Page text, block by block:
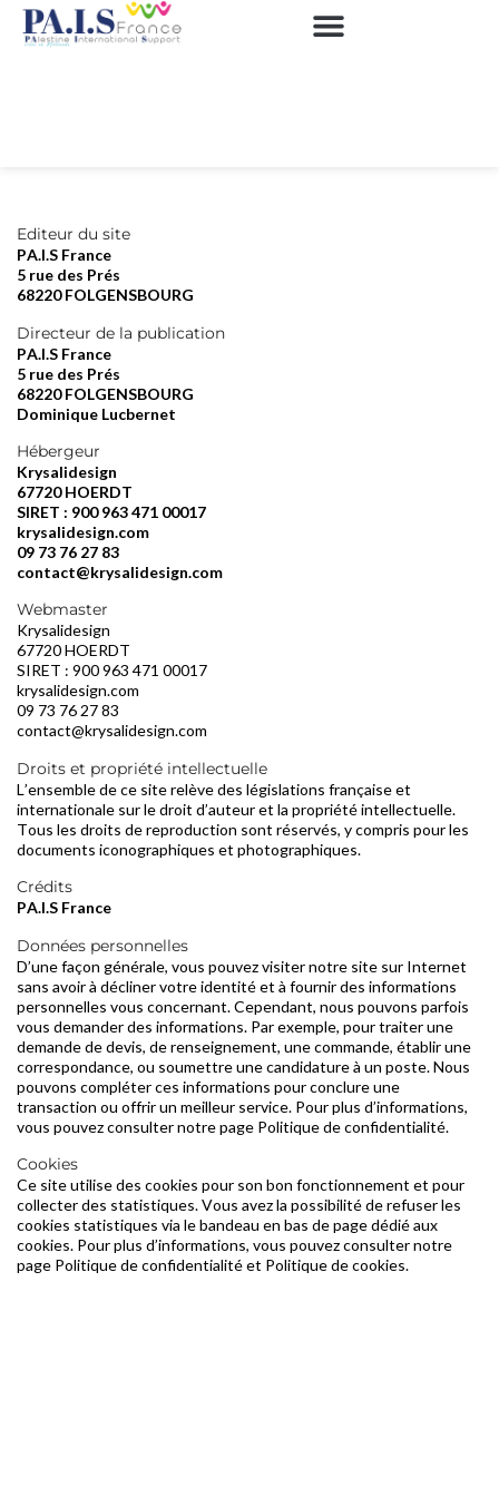
Editeur du site
PA.I.S France
5 rue des Prés
68220 FOLGENSBOURG
Directeur de la publication
PA.I.S France
5 rue des Prés
68220 FOLGENSBOURG
Dominique Lucbernet
Hébergeur
Krysalidesign
67720 HOERDT
SIRET : 900 963 471 00017
krysalidesign.com
09 73 76 27 83
contact@krysalidesign.com
Webmaster
Krysalidesign
67720 HOERDT
SIRET : 900 963 471 00017
krysalidesign.com
09 73 76 27 83
contact@krysalidesign.com
Droits et propriété intellectuelle
L’ensemble de ce site relève des législations française et
internationale sur le droit d’auteur et la propriété intellectuelle.
Tous les droits de reproduction sont réservés, y compris pour les
documents iconographiques et photographiques.
Crédits
PA.I.S France
Données personnelles
D’une façon générale, vous pouvez visiter notre site sur Internet
sans avoir à décliner votre identité et à fournir des informations
personnelles vous concernant. Cependant, nous pouvons parfois
vous demander des informations. Par exemple, pour traiter une
demande de devis, de renseignement, une commande, établir une
correspondance, ou soumettre une candidature à un poste. Nous
pouvons compléter ces informations pour conclure une
transaction ou offrir un meilleur service. Pour plus d’informations,
vous pouvez consulter notre page Politique de confidentialité.
Cookies
Ce site utilise des cookies pour son bon fonctionnement et pour
collecter des statistiques. Vous avez la possibilité de refuser les
cookies statistiques via le bandeau en bas de page dédié aux
cookies. Pour plus d’informations, vous pouvez consulter notre
page Politique de confidentialité et Politique de cookies.